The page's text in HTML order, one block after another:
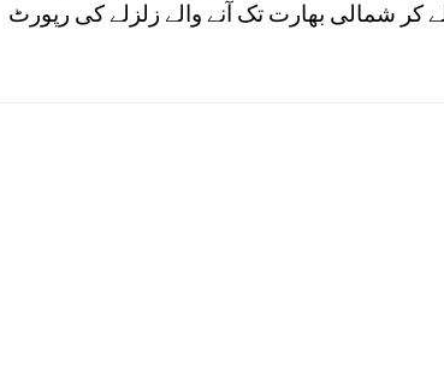
شمالی بھارت تک آنے والے زلزلے کی رپورٹ